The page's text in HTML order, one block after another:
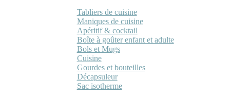
Tabliers de cuisine
Maniques de cuisine
Apéritif & cocktail
Boîte à goûter enfant et adulte
Bols et Mugs
Cuisine
Gourdes et bouteilles
Décapsuleur
Sac isotherme